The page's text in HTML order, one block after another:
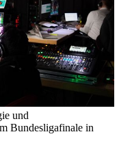
und
Bundesligafinale in